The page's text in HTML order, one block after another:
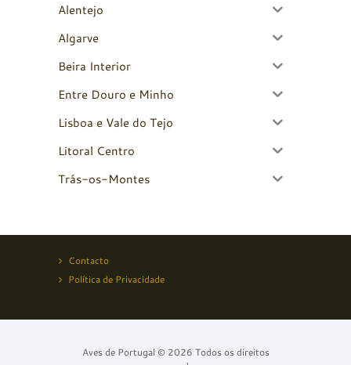
Alentejo
Algarve
Beira Interior
Entre Douro e Minho
Lisboa e Vale do Tejo
Litoral Centro
Trás-os-Montes
Contacto
Política de Privacidade
Aves de Portugal © 2026 Todos os direitos